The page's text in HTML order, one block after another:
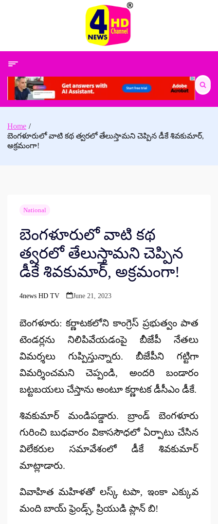
Search
for:
Home
బెంగళూరులో వాటి కథ త్వరలో తేలుస్తామని చెప్పిన డీకే శివకుమార్,
అక్రమంగా!
National
బెంగళూరులో వాటి కథ
త్వరలో తేలుస్తామని చెప్పిన
డీకే శివకుమార్, అక్రమంగా!
Posted
4news HD TV June 21, 2023
బెంగళూరు: కర్ణాటకలోని కాంగ్రెస్ ప్రభుత్వం పాత
టెండర్లను నిలిపివేయడంపై బీజేపీ నేతలు
విమర్శలు గుప్పిస్తున్నారు. బీజేపీని గట్టిగా
విమర్శించమని చెప్పండి, అందరి బండారం
బట్టబయలు చేస్తాను అంటూ కర్ణాటక డీసీఎం డీకే.
శివకుమార్ మండిపడ్డారు. బ్రాండ్ బెంగళూరు
గురించి బుధవారం వికాససౌధలో ఏర్పాటు చేసిన
విలేకరుల సమావేశంలో డీకే శివకుమార్
మాట్లాడారు.
వివాహిత మహిళతో లస్క్ టపా, ఇంకా ఎక్కువ
మంది బాయ్ ఫ్రెండ్స్, ప్రియుడి ప్లాన్ బి!